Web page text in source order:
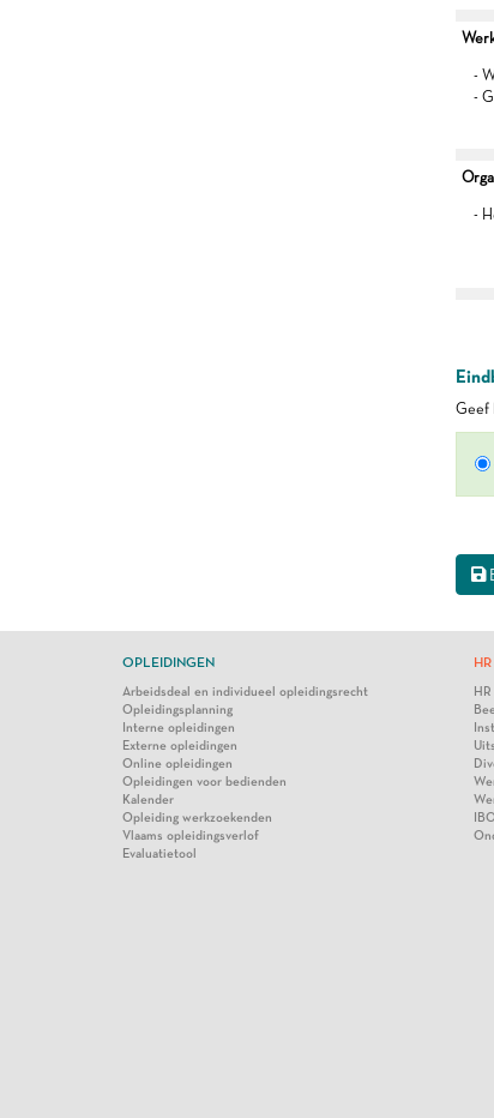
-
-
-
Geef
OPLEIDINGEN
Arbeidsdeal en individueel opleidingsrecht
Opleidingsplanning
Interne opleidingen
Externe opleidingen
Online opleidingen
Opleidingen voor bedienden
Kalender
Opleiding werkzoekenden
Vlaams opleidingsverlof
Evaluatietool